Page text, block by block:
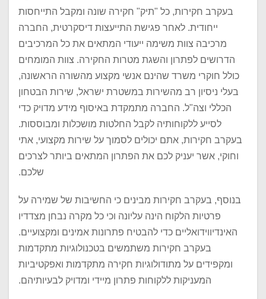
בעקרב חקירות, כל "תיק" חקירה שונה ומקבל התייחסות
ייחודית. לאחר פגישת התייעצות דיסקרטית, החברה
מרכיבה צוות משימה ייעודי המתאים את כל המרכיבים
הדרושים לפתרון והשגת מטרות החקירה. צוות המומחים
כולל חוקרי משרד שהינם אנשי מקצוע מהשורה הראשונה,
בעלי ניסיון רב מהשירות במשטרת ישראל, שירות הבטחון
הכללי וצה"ל. החברה מתמקדת באיסוף מידע מדויק כדי
לסייע ללקוחותיה לקבל החלטות מושכלות ומבוססות.
בעקרב חקירות, אתם יכולים לסמוך על שירות מקצועי, אתי
וחוקי, אשר יעניק לכם את הפתרון המתאים ביותר לצרכים
שלכם.
בנוסף, בעקרב חקירות מבינים כי החשיבות של שמירה על
פרטיות הלקוח הינה עליונה וכי כל מקרה נבחן מצדדיו
האינדיווידואליים כדי להבטיח פתרונות אמינים ומקצועיים.
בעקרב חקירות משתמשים בטכנולוגיות מתקדמות
ומקפידים על מתודולוגיות חקירה מתקדמות ואפקטיביות
המעניקות ללקוחות פתרון מיידי ומדויק לבעיותיהם.